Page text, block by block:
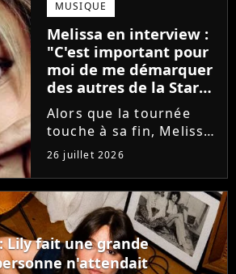
monter sur scène pour
des raisons politiques.
Leur...
MUSIQUE
Melissa en interview :
"C'est important pour
moi de me démarquer
des autres de la Star
Academy"
Alors que la tournée
touche à sa fin, Melissa
se confie en interview
sur Volum sur la
création de son EP tout
va bien (j'crois), son
envie de gommer
l'étiquette Star
Academy, le jeu...
26 juillet 2026
Lily fait une grande
n'attendait